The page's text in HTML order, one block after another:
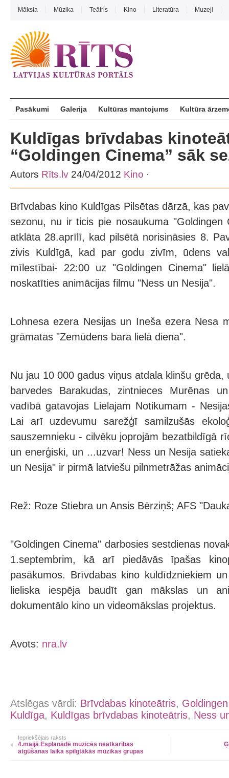
Māksla Mūzika Teātris Kino Literatūra Muzeji
Pasākumi Galerija Kultūras mantojums Kultūra
Kuldīgas brīvdabas
“Goldingen Cinema” sāk
Autors Rīts.lv 24/04/2012 Kino ·
Brīvdabas kino Kuldīgas Pilsētas dārzā, kas
sezonu, nu ir ticis pie nosaukuma "Goldingen
atklāta 28.aprīlī, kad pilsētā norisināsies 8.
zivis Kuldīgā, kad par godu zivīm, ūdens
mīlestībai- 22:00 uz "Goldingen Cinema"
noskatīties animācijas filmu "Ness un Nesija".
Lohnesa ezera Nesijas un Ineša ezera Nesa
grāmatas "Zemūdens bara lielā diena".
Nu jau 10 000 gadus viņus atdala klinšu grēda,
barvedes Barakudas, zintnieces Murēnas
vadībā gatavojas Lielajam Notikumam -
Lai arī uzdevumu sarežģī samilzušās
sauszemnieku - cilvēku joprojām bezatbildīgā
un enerģiski, un ...uzvar! Ness un Nesija
un Nesija" ir pirmā latviešu pilnmetrāžas
Rež: Roze Stiebra un Ansis Bērziņš; AFS
"Goldingen Cinema" darbosies sestdienas
1.septembrim, kā arī piedāvās īpašas
pasākumos. Brīvdabas kino kuldīdzniekiem
lieliska iespēja baudīt gan mākslas un
dokumentālo kino un videomākslas projektus.
Avots: nra.lv
Atslēgas vārdi: Brīvdabas kinoteātris,
Kuldīga, Kuldīgas brīvdabas kinoteātris, Ness
Iepriekšējais raksts
4.maijā Esplanādē muzicēs neatkarības
atgūšanas laika spilgtākās mūzikas grupas